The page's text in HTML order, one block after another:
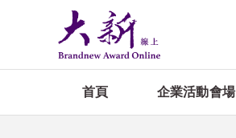
首頁 企業活動會場